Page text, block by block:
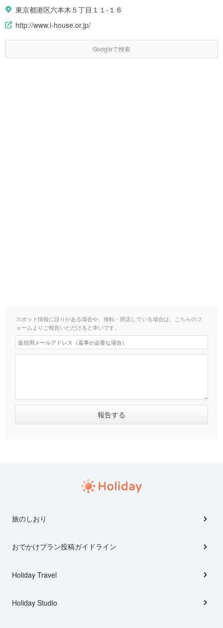
東京都港区六本木５丁目１１-１６
http://www.i-house.or.jp/
Googleで検索
スポット情報に誤りがある場合や、移転・閉店している場合は、こちらのフ
ォームよりご報告いただけると幸いです。
旅のしおり
おでかけプラン投稿ガイドライン
Holiday Travel
Holiday Studio